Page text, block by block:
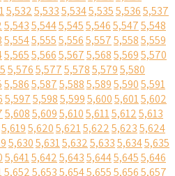
5,5325,5335,5345,5355,5365,537
5,5435,5445,5455,5465,5475,548
5,5545,5555,5565,5575,5585,559
5,5655,5665,5675,5685,5695,570
5,5765,5775,5785,5795,580
5,5865,5875,5885,5895,5905,591
5,5975,5985,5995,6005,6015,602
5,6085,6095,6105,6115,6125,613
5,6195,6205,6215,6225,6235,624
5,6305,6315,6325,6335,6345,635
5,6415,6425,6435,6445,6455,646
5,6525,6535,6545,6555,6565,657